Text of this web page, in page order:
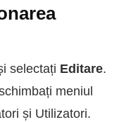
selectați Editare.
meniul
și Utilizatori.